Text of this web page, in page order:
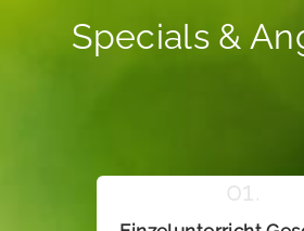
Specials &